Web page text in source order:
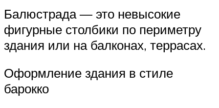
Балюстрада — это невысокие
фигурные столбики по периметру
здания или на балконах, террасах.
Оформление здания в стиле
барокко